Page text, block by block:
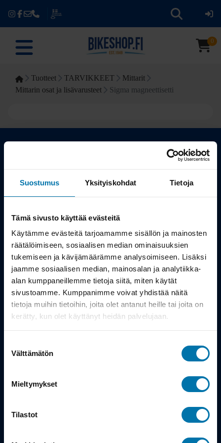
Suostumus Yksityiskohdat Tietoja
Tämä sivusto käyttää evästeitä
Käytämme evästeitä tarjoamamme sisällön ja mainosten
räätälöimiseen, sosiaalisen median ominaisuuksien
tukemiseen ja kävijämäärämme analysoimiseen. Lisäksi
jaamme sosiaalisen median, mainosalan ja analytiikka-
alan kumppaneillemme tietoja siitä, miten käytät
sivustoamme. Kumppanimme voivat yhdistää näitä
tietoja muihin tietoihin, joita olet antanut heille tai joita on
kerätty, kun olet käyttänyt heidän palvelujaan.
valinta
Välttämätön
Mieltymykset
Tilastot
0
Tuotteet TARVIKKEET
Mittarit
Mittarin osat ja lisävarusteet
Sigma magneettisetti
Kauppa
Työsuhdepyörä
Info
Toimitus
Takuu ja palautukset